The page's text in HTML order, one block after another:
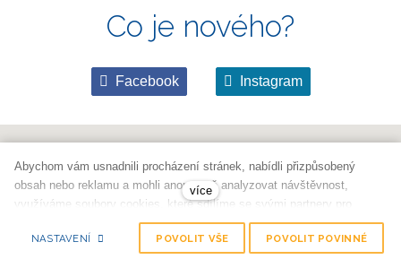
Co je nového?
Facebook Instagram
Abychom vám usnadnili procházení stránek, nabídli přizpůsobený
obsah nebo reklamu a mohli anonymně analyzovat návštěvnost,
využíváme soubory cookies, které sdílíme se svými partnery pro
sociální média, inzerci a analýzu. Jejich nastavení upravíte odkazem
"Nastavení cookies" a kdykoliv jej můžete změnit v patičce webu.
více
NASTAVENÍ POVOLIT VŠE POVOLIT POVINNÉ